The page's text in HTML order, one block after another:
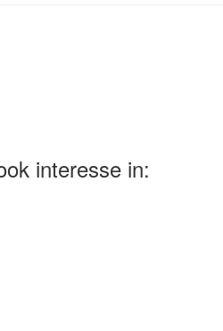
interesse in: